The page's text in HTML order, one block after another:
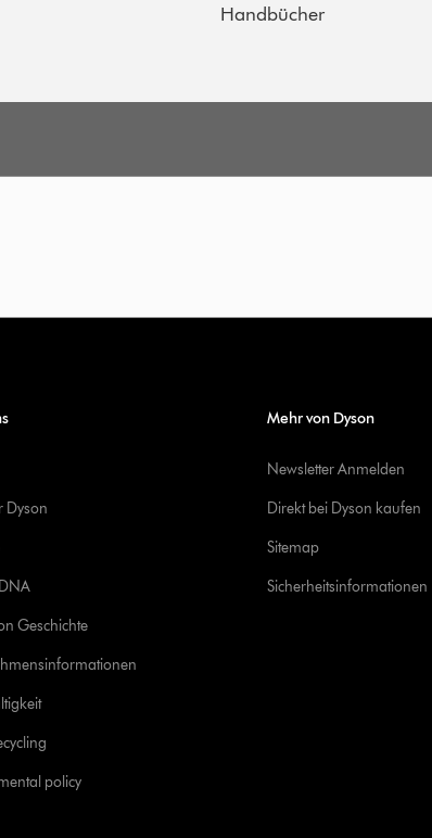
Handbücher
Dyson
Geschichte
policy
Mehr von Dyson
Newsletter Anmelden
Direkt bei Dyson kaufen
Sitemap
Sicherheitsinformationen